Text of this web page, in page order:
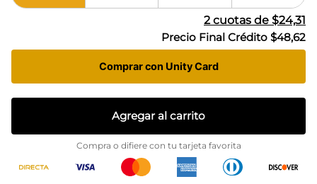
2cuotas de $24,31
Precio Final Crédito $48,62
Comprar con Unity Card
Agregar al carrito
Compra o difiere con tu tarjeta favorita